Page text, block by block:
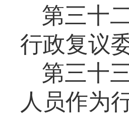
第三十
行政复议
第三十
人员作为